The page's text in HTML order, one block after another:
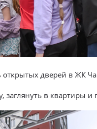
дверей в ЖК
в квартиры и